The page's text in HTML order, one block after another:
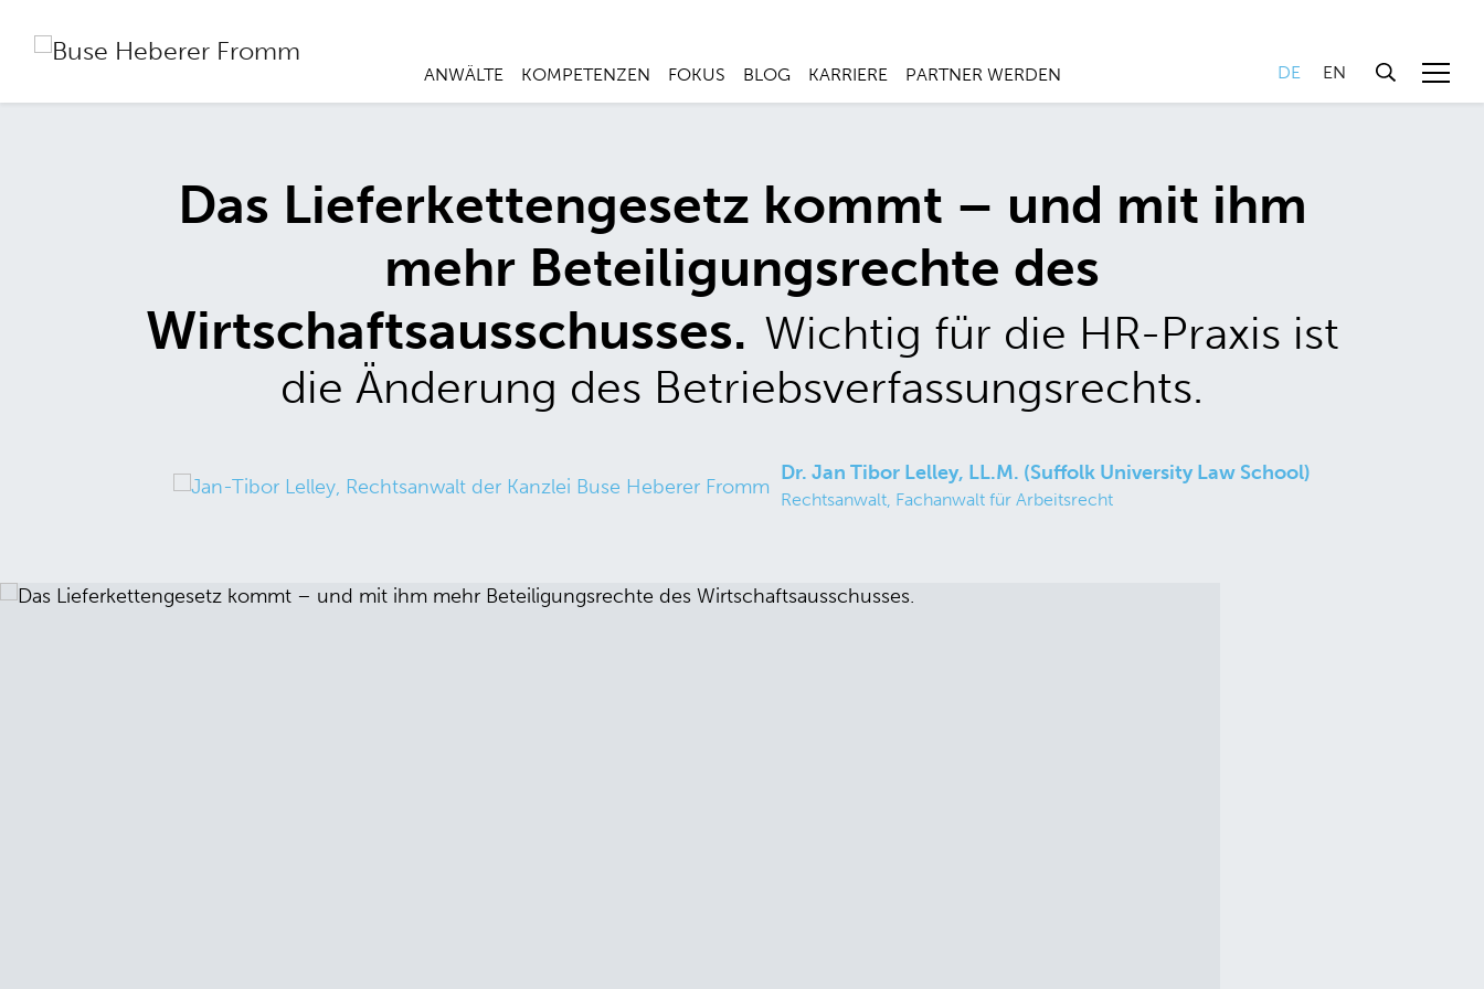
ANWÄLTE KOMPETENZEN FOKUS BLOG KARRIERE PARTNER WERDEN DE EN
Das Lieferkettengesetz kommt – und mit ihm
mehr Beteiligungsrechte des
Wirtschaftsausschusses. Wichtig für die HR-Praxis ist
die Änderung des Betriebsverfassungsrechts.
Dr. Jan Tibor Lelley, LL.M. (Suffolk University Law School)
Rechtsanwalt, Fachanwalt für Arbeitsrecht